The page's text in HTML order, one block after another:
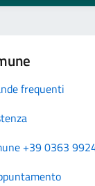
frequenti
+39 0363